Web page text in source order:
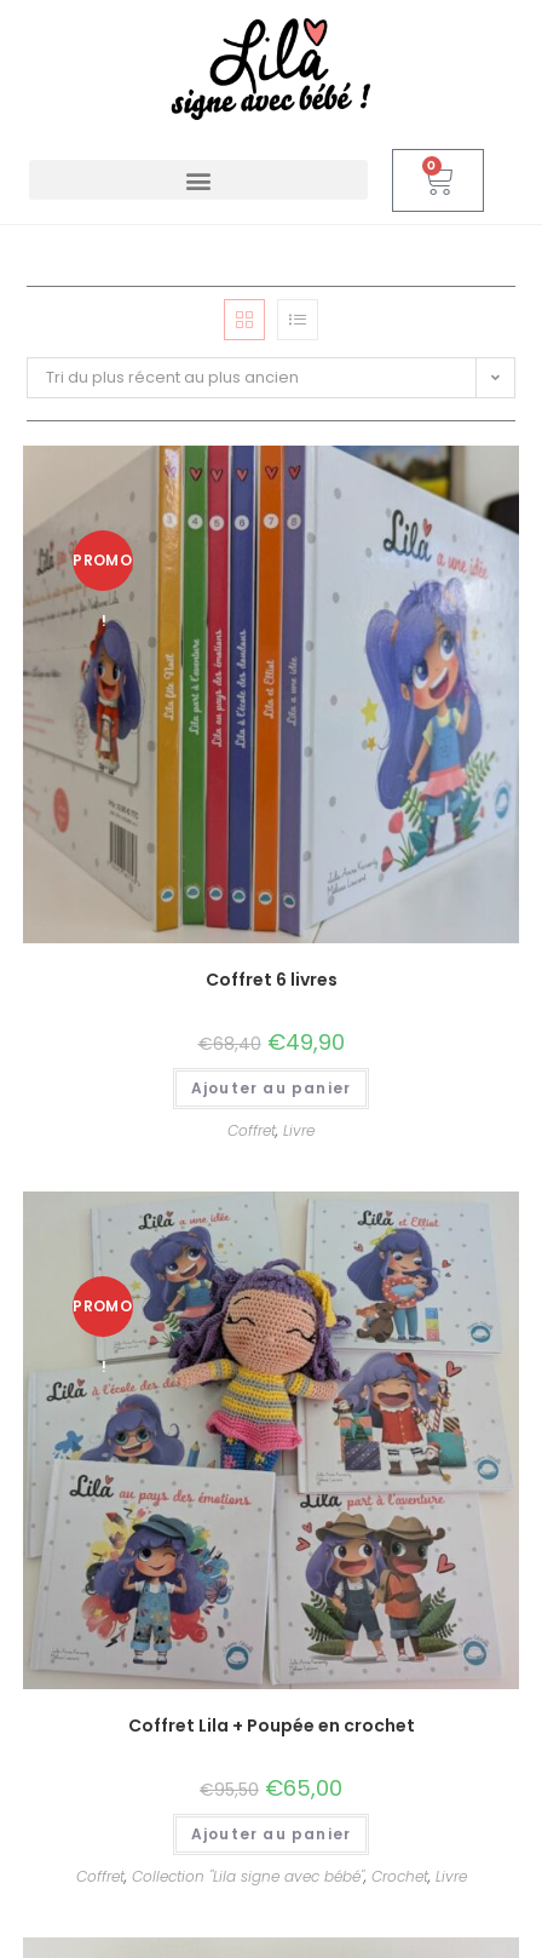
0
Tri du plus récent au plus ancien
PROMO
!
Coffret 6 livres
€68,40 €49,90
Ajouter au panier
Coffret, Livre
PROMO
!
Coffret Lila + Poupée en crochet
€95,50 €65,00
Ajouter au panier
Coffret, Collection "Lila signe avec bébé", Crochet, Livre